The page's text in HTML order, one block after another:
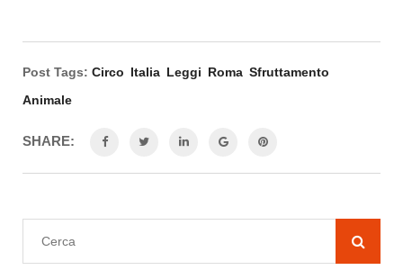
Post Tags: Circo Italia Leggi Roma Sfruttamento
Animale
SHARE: